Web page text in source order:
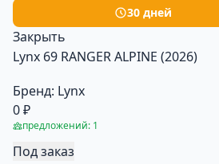
30 дней
Закрыть
Lynx 69 RANGER ALPINE (2026)
Бренд: Lynx
0 ₽
предложений: 1
Под заказ